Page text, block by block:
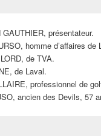
présentateur.
homme d’affaires de
de TVA.
de Laval.
professionnel de
ancien des Devils, 57